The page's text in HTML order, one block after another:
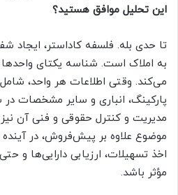
این تحلیل موافق هستید؟
تا حدی بله. فلسفه کاداستر،
به املاک است. شناسه یکتای
می‌کند. وقتی اطلاعات هر واحد،
پارکینگ، انباری و سایر مشخصات
مدیریت و کنترل حقوقی و فنی آن
موضوع علاوه بر پیش‌فروش، در آینده
اخذ تسهیلات، ارزیابی دارایی‌ها و
مؤثر باشد.